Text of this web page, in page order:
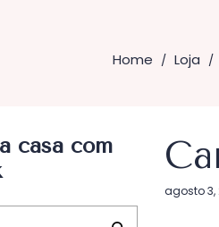
Home / Loja /
Postado
agosto 3,
casa com